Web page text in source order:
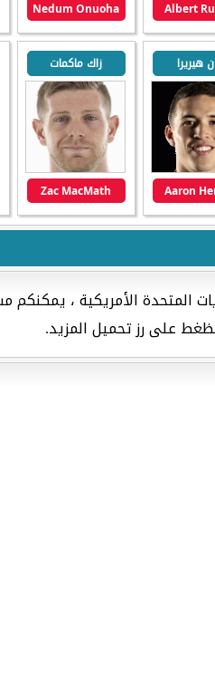
Albert
Nedum Onuoha
هيريرا
Aaron
زاك ماكمات
Zac MacMath
الأمريكية ، يمكنكم
على رز تحميل المزيد.